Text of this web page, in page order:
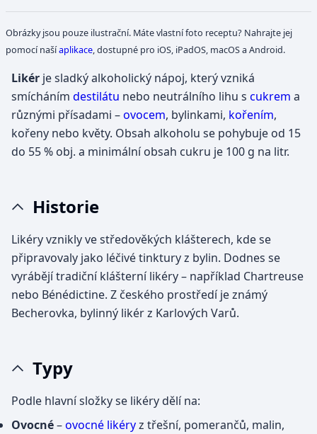
Obrázky jsou pouze ilustrační. Máte vlastní foto receptu? Nahrajte jej
pomocí našíaplikace , dostupné pro iOS, iPadOS, macOS a Android.
Likér je sladký alkoholický nápoj, který vzniká
smícháním destilátu nebo neutrálního lihu s cukrem a
různými přísadami –ovocem, bylinkami, kořením,
kořeny nebo květy. Obsah alkoholu se pohybuje od 15
do 55 % obj. a minimální obsah cukru je 100 g na litr.
Historie
Likéry vznikly ve středověkých klášterech, kde se
připravovaly jako léčivé tinktury z bylin. Dodnes se
vyrábějí tradiční klášterní likéry – například Chartreuse
nebo Bénédictine. Z českého prostředí je známý
Becherovka, bylinný likér z Karlových Varů.
Typy
Podle hlavní složky se likéry dělí na:
Ovocné–ovocné likéryz třešní, pomerančů, malin,